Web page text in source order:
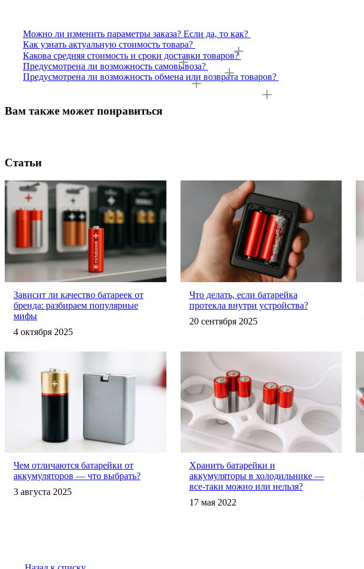
Можно ли изменить параметры заказа? Если да, то как?
Как узнать актуальную стоимость товара?
Какова средняя стоимость и сроки доставки товаров?
Предусмотрена ли возможность самовывоза?
Предусмотрена ли возможность обмена или возврата товаров?
Вам также может понравиться
Статьи
Зависит ли качество батареек от
бренда: разбираем популярные
мифы
4 октября 2025
Что делать, если батарейка
протекла внутри устройства?
20 сентября 2025
Чем отличаются батарейки от
аккумуляторов — что выбрать?
3 августа 2025
Хранить батарейки и
аккумуляторы в холодильнике —
все-таки можно или нельзя?
17 мая 2022